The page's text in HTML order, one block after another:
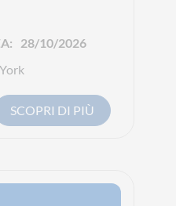
28/10/2026
SCOPRI DI PIÙ